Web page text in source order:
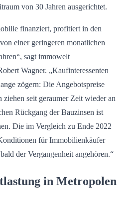
von 30 Jahren ausgerichtet.
finanziert, profitiert in den
einer geringeren monatlichen
sagt immowelt
Wagner. „Kaufinteressenten
zögern: Die Angebotspreise
seit geraumer Zeit wieder an
Rückgang der Bauzinsen ist
Die im Vergleich zu Ende 2022
für Immobilienkäufer
der Vergangenheit angehören.“
in Metropolen